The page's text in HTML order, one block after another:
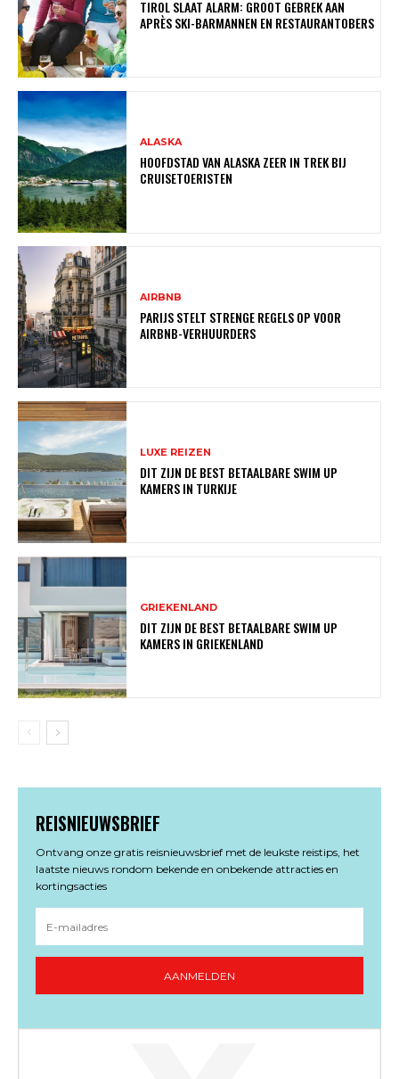
TIROL SLAAT ALARM: GROOT GEBREK AAN
APRÈS SKI-BARMANNEN EN RESTAURANTOBERS
ALASKA
HOOFDSTAD VAN ALASKA ZEER IN TREK BIJ
CRUISETOERISTEN
AIRBNB
PARIJS STELT STRENGE REGELS OP VOOR
AIRBNB-VERHUURDERS
LUXE REIZEN
DIT ZIJN DE BEST BETAALBARE SWIM UP
KAMERS IN TURKIJE
GRIEKENLAND
DIT ZIJN DE BEST BETAALBARE SWIM UP
KAMERS IN GRIEKENLAND
REISNIEUWSBRIEF
Ontvang onze gratis reisnieuwsbrief met de leukste reistips, het
laatste nieuws rondom bekende en onbekende attracties en
kortingsacties
AANMELDEN